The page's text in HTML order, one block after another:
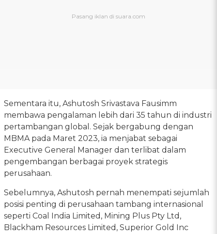
Sementara itu, Ashutosh Srivastava Fausimm
membawa pengalaman lebih dari 35 tahun di industri
pertambangan global. Sejak bergabung dengan
MBMA pada Maret 2023, ia menjabat sebagai
Executive General Manager dan terlibat dalam
pengembangan berbagai proyek strategis
perusahaan.
Sebelumnya, Ashutosh pernah menempati sejumlah
posisi penting di perusahaan tambang internasional
seperti Coal India Limited, Mining Plus Pty Ltd,
Blackham Resources Limited, Superior Gold Inc